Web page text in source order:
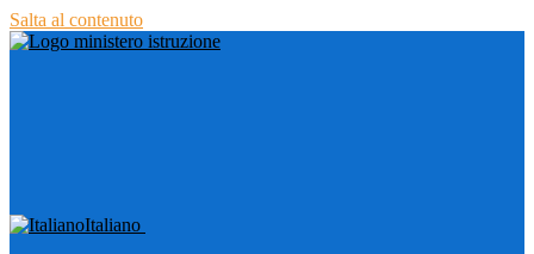
Salta al contenuto
Italiano